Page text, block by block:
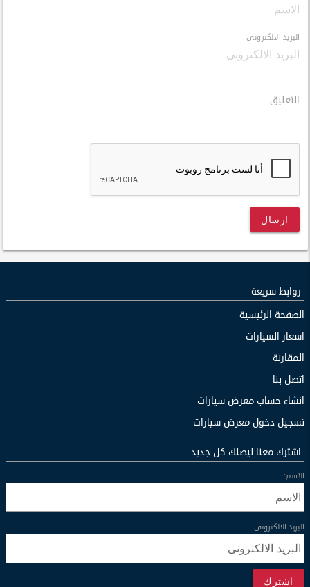
البريد الالكترونى
التعليق
ارسال
روابط سريعة
الصفحة الرئيسية
اسعار السيارات
المقارنة
اتصل بنا
انشاء حساب معرض سيارات
تسجيل دخول معرض سيارات
اشترك معنا ليصلك كل جديد
الاسم:
البريد الالكترونى:
اشترك